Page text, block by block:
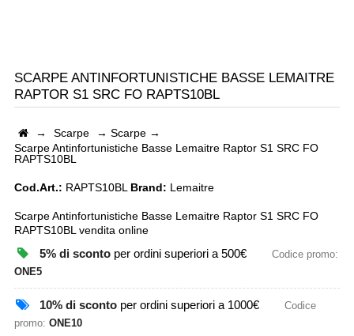
SCARPE ANTINFORTUNISTICHE BASSE LEMAITRE
RAPTOR S1 SRC FO RAPTS10BL
→ Scarpe → Scarpe→
Scarpe Antinfortunistiche Basse Lemaitre Raptor S1 SRC FO
RAPTS10BL
Cod.Art.: RAPTS10BL Brand: Lemaitre
Scarpe Antinfortunistiche Basse Lemaitre Raptor S1 SRC FO
RAPTS10BL vendita online
5% di scontoper ordini superiori a 500€
Codice promo:
ONE5
10% di scontoper ordini superiori a 1000€
Codice
promo: ONE10